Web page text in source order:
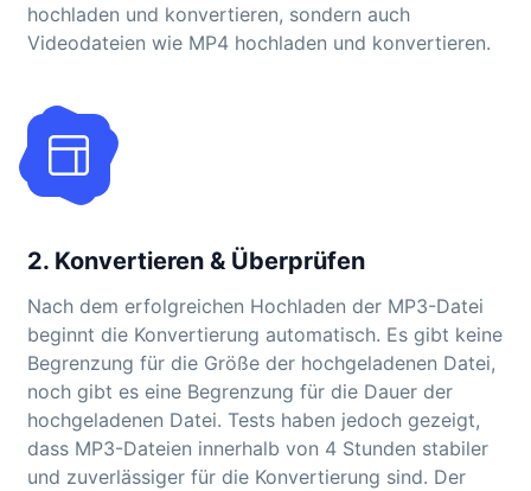
hochladen und konvertieren, sondern auch
Videodateien wie MP4 hochladen und konvertieren.
2. Konvertieren & Überprüfen
Nach dem erfolgreichen Hochladen der MP3-Datei
beginnt die Konvertierung automatisch. Es gibt keine
Begrenzung für die Größe der hochgeladenen Datei,
noch gibt es eine Begrenzung für die Dauer der
hochgeladenen Datei. Tests haben jedoch gezeigt,
dass MP3-Dateien innerhalb von 4 Stunden stabiler
und zuverlässiger für die Konvertierung sind. Der